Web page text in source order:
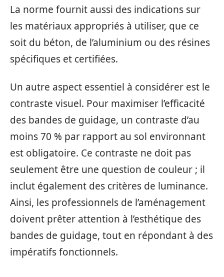
La norme fournit aussi des indications sur
les matériaux appropriés à utiliser, que ce
soit du béton, de l’aluminium ou des résines
spécifiques et certifiées.
Un autre aspect essentiel à considérer est le
contraste visuel. Pour maximiser l’efficacité
des bandes de guidage, un contraste d’au
moins 70 % par rapport au sol environnant
est obligatoire. Ce contraste ne doit pas
seulement être une question de couleur ; il
inclut également des critères de luminance.
Ainsi, les professionnels de l’aménagement
doivent prêter attention à l’esthétique des
bandes de guidage, tout en répondant à des
impératifs fonctionnels.